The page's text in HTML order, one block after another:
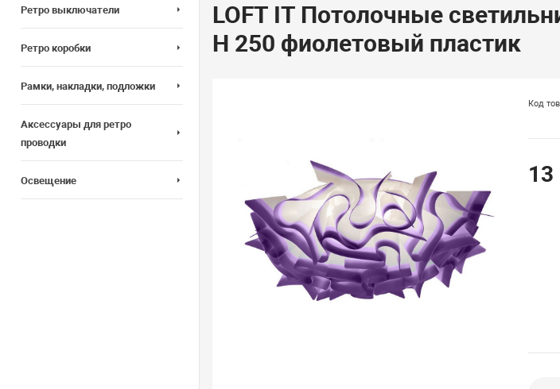
Ретро выключатели
Ретро коробки
Рамки, накладки, подложки
Аксессуары для ретро
проводки
Освещение
LOFT IT Потолочные
H 250 фиолетовый пластик
Код
13